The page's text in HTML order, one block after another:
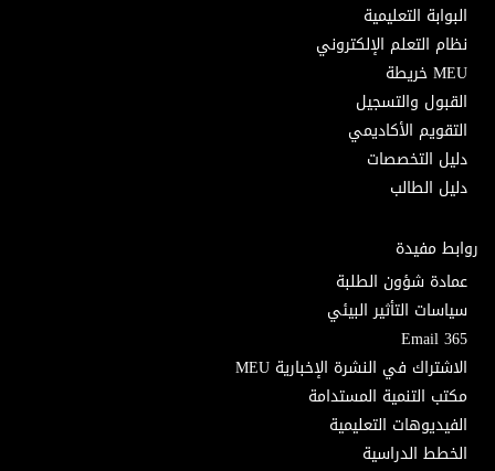
البوابة التعليمية
نظام التعلم الإلكتروني
MEU خريطة
القبول والتسجيل
التقويم الأكاديمي
دليل التخصصات
دليل الطالب
روابط مفيدة
عمادة شؤون الطلبة
سياسات التأثير البيئي
Email 365
الاشتراك في النشرة الإخبارية MEU
مكتب التنمية المستدامة
الفيديوهات التعليمية
الخطط الدراسية